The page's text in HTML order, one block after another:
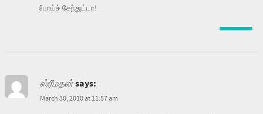
போய்ச் சேந்துட்டா!
ஸ்ரீமதன்says:
March 30, 2010 at 11:57 am